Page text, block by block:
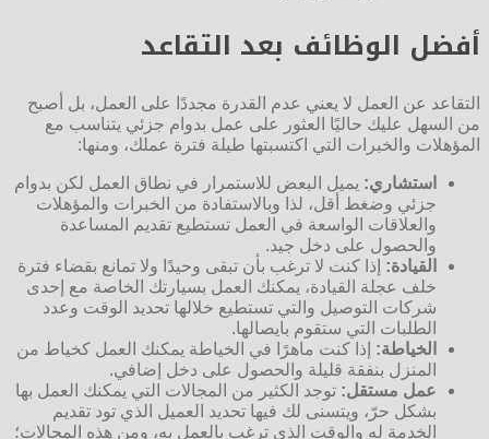
أفضل الوظائف بعد التقاعد
التقاعد عن العمل لا يعني عدم القدرة مجددًا على العمل، بل أصبح
من السهل عليك حاليًا العثور على عمل بدوام جزئي يتناسب مع
المؤهلات والخبرات التي اكتسبتها طيلة فترة عملك، ومنها:
استشاري: يميل البعض للاستمرار في نطاق العمل لكن بدوام
جزئي وضغط أقل، لذا وبالاستفادة من الخبرات والمؤهلات
والعلاقات الواسعة في العمل تستطيع تقديم المساعدة
والحصول على دخل جيد.
القيادة: إذا كنت لا ترغب بأن تبقى وحيدًا ولا تمانع بقضاء فترة
خلف عجلة القيادة، يمكنك العمل بسيارتك الخاصة مع إحدى
شركات التوصيل والتي تستطيع خلالها تحديد الوقت وعدد
الطلبات التي ستقوم بايصالها.
الخياطة: إذا كنت ماهرًا في الخياطة يمكنك العمل كخياط من
المنزل بنفقة قليلة والحصول على دخل إضافي.
عمل مستقل: توجد الكثير من المجالات التي يمكنك العمل بها
بشكل حرّ، ويتسنى لك فيها تحديد العميل الذي تود تقديم
الخدمة له والوقت الذي ترغب بالعمل به، ومن هذه المجالات؛